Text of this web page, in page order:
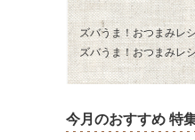
ズバうま！おつまみレ
ズバうま！おつまみレ
今月のおすすめ 特